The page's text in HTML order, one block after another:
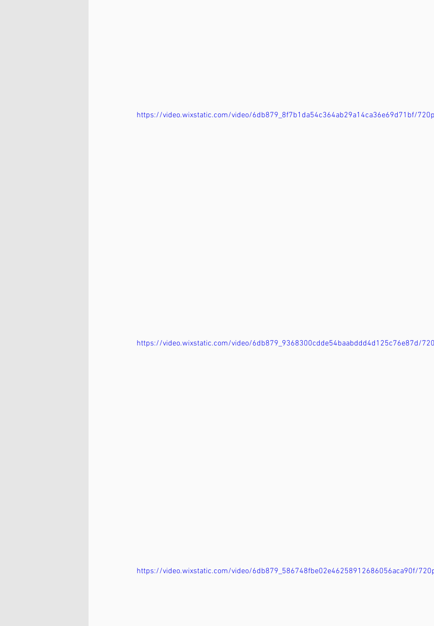
https://video.wixstatic.com/video/6db879_8f7b1da54c364ab29a14ca36e69d71bf/
https://video.wixstatic.com/video/6db879_9368300cdde54baabddd4d125c76e87d/
https://video.wixstatic.com/video/6db879_586748fbe02e46258912686056aca90f/